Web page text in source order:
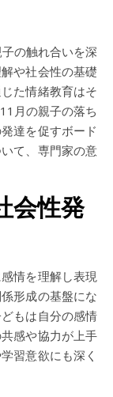
や社会性の基礎
た情緒教育はそ
月の親子の落ち
達を促すボード
て、専門家の意
会性発
情を理解し表現
形成の基盤にな
もは自分の感情
感や協力が上手
習意欲にも深く